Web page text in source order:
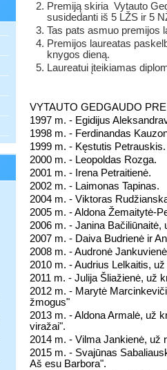
Premiją skiria Vytauto
susidedanti iš 5 LŽS ir 5
Tas pats asmuo premijos
Premijos laureatas
knygos dieną.
Laureatui įteikiamas
VYTAUTO GEDGAUDO
1997 m. - Egidijus
1998 m. - Ferdinandas
1999 m. - Kęstutis Petrauskis.
2000 m. - Leopoldas Rozga.
2001 m. - Irena Petraitienė.
2002 m. - Laimonas Tapinas.
2004 m. - Viktoras
2005 m. - Aldona Žemaitytė-
2006 m. - Janina Bačiliūnaitė,
2007 m. - Daiva Budrienė ir
2008 m. - Audronė
2010 m. - Audrius Lelkaitis,
2011 m. - Julija Šliažienė, už
2012 m. - Marytė
žmogus"
2013 m. - Aldona Armalė, už
viražai".
2014 m. - Vilma Jankienė, už
2015 m. - Svajūnas
Aš esu Barbora".